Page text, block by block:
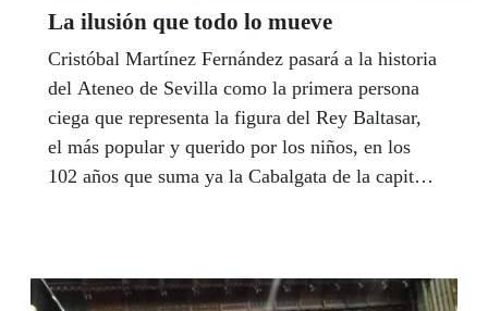
La ilusión que todo lo mueve
Cristóbal Martínez Fernández pasará a la historia
del Ateneo de Sevilla como la primera persona
ciega que representa la figura del Rey Baltasar,
el más popular y querido por los niños, en los
102 años que suma ya la Cabalgata de la capital
ONCE y los que más dificultades encuentran en